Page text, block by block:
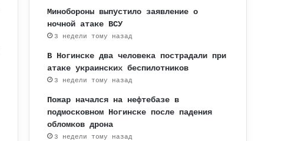
Минобороны выпустило заявление о
ночной атаке ВСУ
3 недели тому назад
В Ногинске два человека пострадали при
атаке украинских беспилотников
3 недели тому назад
Пожар начался на нефтебазе в
подмосковном Ногинске после падения
обломков дрона
3 недели тому назад